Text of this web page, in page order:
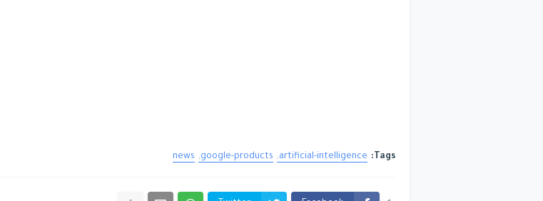
Tags:
artificial-intelligence
google-products
news